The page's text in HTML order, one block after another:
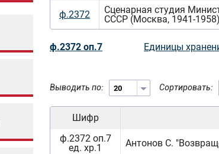
ф.2372
Сценарная студия
СССР (Москва, 1941-1958)
ф.2372 оп.7 Единицы
Выводить по: Сортировать:
Шифр
ф.2372 оп.7
ед. хр.1
Антонов С.